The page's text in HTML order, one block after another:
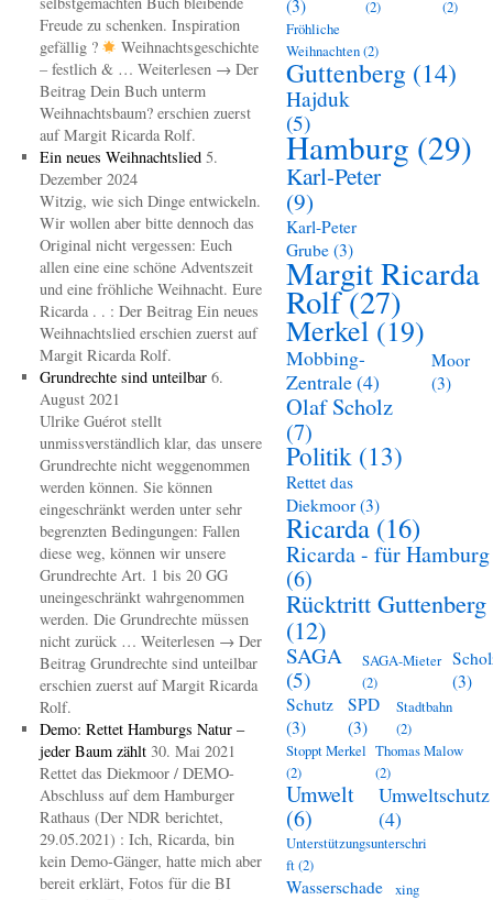
Freude zu schenken. Inspiration
gefällig ?
Weihnachtsgeschichte
– festlich & … Weiterlesen → Der
Beitrag Dein Buch unterm
Weihnachtsbaum? erschien zuerst
auf Margit Ricarda Rolf.
Ein neues Weihnachtslied 5.
Dezember 2024
Witzig, wie sich Dinge entwickeln.
Wir wollen aber bitte dennoch das
Original nicht vergessen: Euch
allen eine eine schöne Adventszeit
und eine fröhliche Weihnacht. Eure
Ricarda . . : Der Beitrag Ein neues
Weihnachtslied erschien zuerst auf
Margit Ricarda Rolf.
Grundrechte sind unteilbar 6.
August 2021
Ulrike Guérot stellt
unmissverständlich klar, das unsere
Grundrechte nicht weggenommen
werden können. Sie können
eingeschränkt werden unter sehr
begrenzten Bedingungen: Fallen
diese weg, können wir unsere
Grundrechte Art. 1 bis 20 GG
uneingeschränkt wahrgenommen
werden. Die Grundrechte müssen
nicht zurück … Weiterlesen → Der
Beitrag Grundrechte sind unteilbar
erschien zuerst auf Margit Ricarda
Rolf.
Demo: Rettet Hamburgs Natur –
jeder Baum zählt 30. Mai 2021
Rettet das Diekmoor / DEMO-
Abschluss auf dem Hamburger
Rathaus (Der NDR berichtet,
29.05.2021) : Ich, Ricarda, bin
kein Demo-Gänger, hatte mich aber
bereit erklärt, Fotos für die BI
(3) (2)
(2)
Fröhliche
Weihnachten(2)
Guttenberg (14)
Hajduk
(5)
Hamburg (29)
Karl-Peter
(9)
Karl-Peter
Grube (3)
Margit Ricarda
Rolf(27)
Merkel (19)
Mobbing-
Zentrale(4)
Moor
(3)
Olaf Scholz
(7)
Politik (13)
Rettet das
Diekmoor (3)
Ricarda (16)
Ricarda - für Hamburg
(6)
Rücktritt Guttenberg
(12)
SAGA
(5)
SAGA-Mieter
(2)
(3)
Schutz
(3)
SPD
(3)
Stadtbahn
(2)
Stoppt Merkel
(2)
Thomas Malow
(2)
Umwelt
(6)
Umweltschutz
(4)
Unterstützungsunterschri
ft(2)
Wasserschade
xing